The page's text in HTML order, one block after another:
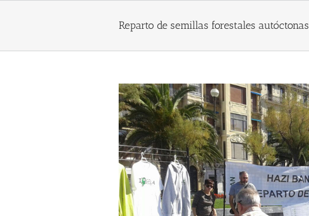
Reparto de semillas forestales autóctonas